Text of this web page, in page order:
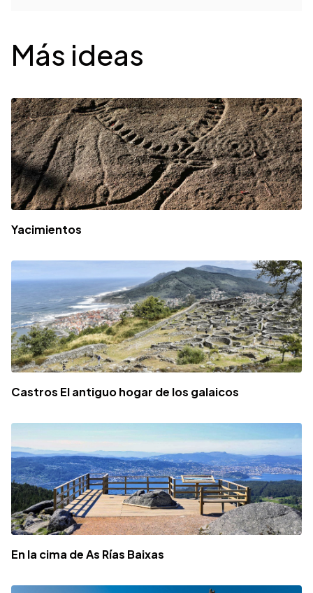
Desplegable
Más ideas
Yacimientos
Castros El antiguo hogar de los galaicos
En la cima de As Rías Baixas